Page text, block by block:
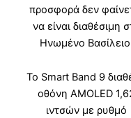
προσφορά δεν
να είναι διαθέσιμη
Ηνωμένο
Το Smart Band 9
οθόνη AMOLED
ιντσών με ρυθμό